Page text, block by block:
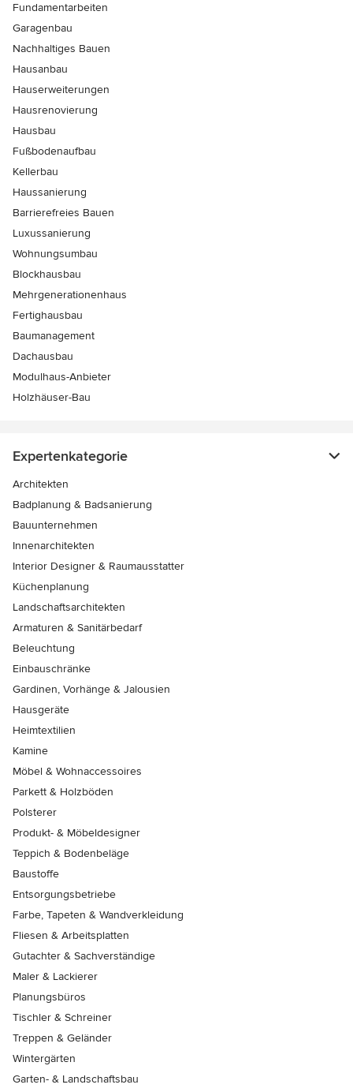
Fundamentarbeiten
Garagenbau
Nachhaltiges Bauen
Hausanbau
Hauserweiterungen
Hausrenovierung
Hausbau
Fußbodenaufbau
Kellerbau
Haussanierung
Barrierefreies Bauen
Luxussanierung
Wohnungsumbau
Blockhausbau
Mehrgenerationenhaus
Fertighausbau
Baumanagement
Dachausbau
Modulhaus-Anbieter
Holzhäuser-Bau
Expertenkategorie
Architekten
Badplanung & Badsanierung
Bauunternehmen
Innenarchitekten
Interior Designer & Raumausstatter
Küchenplanung
Landschaftsarchitekten
Armaturen & Sanitärbedarf
Beleuchtung
Einbauschränke
Gardinen, Vorhänge & Jalousien
Hausgeräte
Heimtextilien
Kamine
Möbel & Wohnaccessoires
Parkett & Holzböden
Polsterer
Produkt- & Möbeldesigner
Teppich & Bodenbeläge
Baustoffe
Entsorgungsbetriebe
Farbe, Tapeten & Wandverkleidung
Fliesen & Arbeitsplatten
Gutachter & Sachverständige
Maler & Lackierer
Planungsbüros
Tischler & Schreiner
Treppen & Geländer
Wintergärten
Garten- & Landschaftsbau